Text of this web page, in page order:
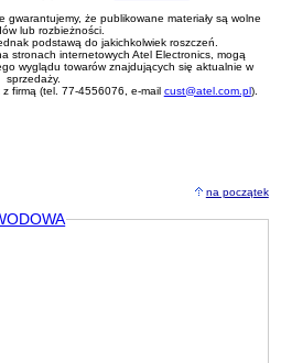
gwarantujemy, że publikowane materiały są wolne
lub rozbieżności.
podstawą do jakichkolwiek roszczeń.
stronach internetowych Atel Electronics, mogą
wyglądu towarów znajdujących się aktualnie w
sprzedaży.
firmą (tel. 77-4556076, e-mail cust@atel.com.pl).
na początek